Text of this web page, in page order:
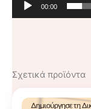
00:00
Σχετικά προϊόντα